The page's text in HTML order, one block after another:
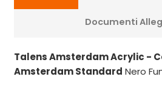
Documenti
Talens Amsterdam Acrylic -
Amsterdam Standard Nero